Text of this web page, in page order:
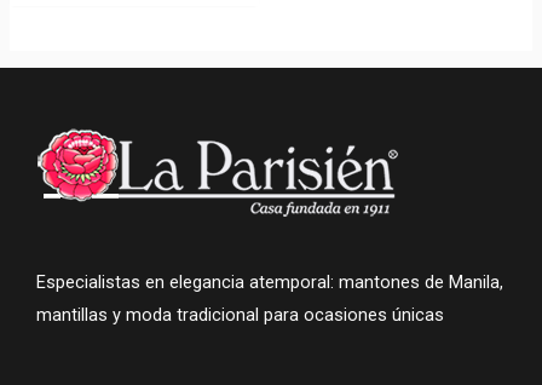
Especialistas en elegancia atemporal: mantones de Manila,
mantillas y moda tradicional para ocasiones únicas